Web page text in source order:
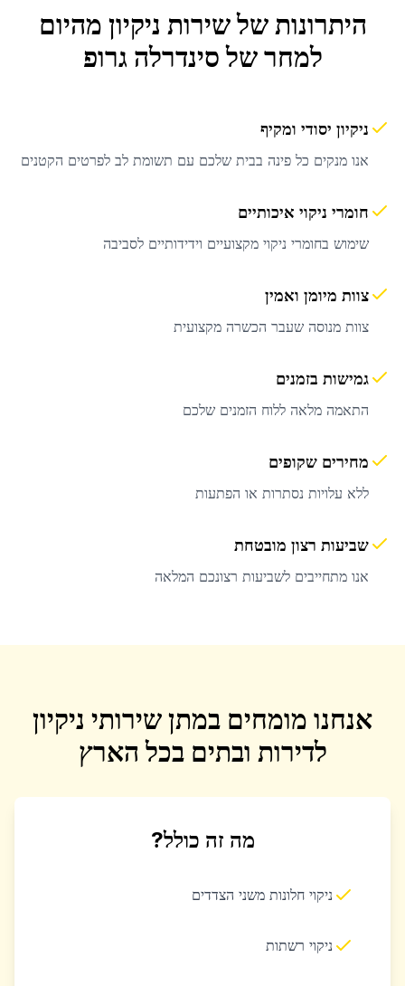
היתרונות של שירות ניקיון מהיום
למחרשל סינדרלה גרופ
ניקיון יסודי ומקיף
אנו מנקים כל פינה בבית שלכם עם תשומת לב לפרטים הקטנים
חומרי ניקוי איכותיים
שימוש בחומרי ניקוי מקצועיים וידידותיים לסביבה
צוות מיומן ואמין
צוות מנוסה שעבר הכשרה מקצועית
גמישות בזמנים
התאמה מלאה ללוח הזמנים שלכם
מחירים שקופים
ללא עלויות נסתרות או הפתעות
שביעות רצון מובטחת
אנו מתחייבים לשביעות רצונכם המלאה
אנחנו מומחים במתן שירותי ניקיון
לדירות ובתים בכל הארץ
מה זה כולל?
ניקוי חלונות משני הצדדים
ניקוי רשתות